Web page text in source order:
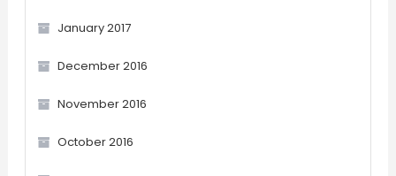
January 2017
December 2016
November 2016
October 2016